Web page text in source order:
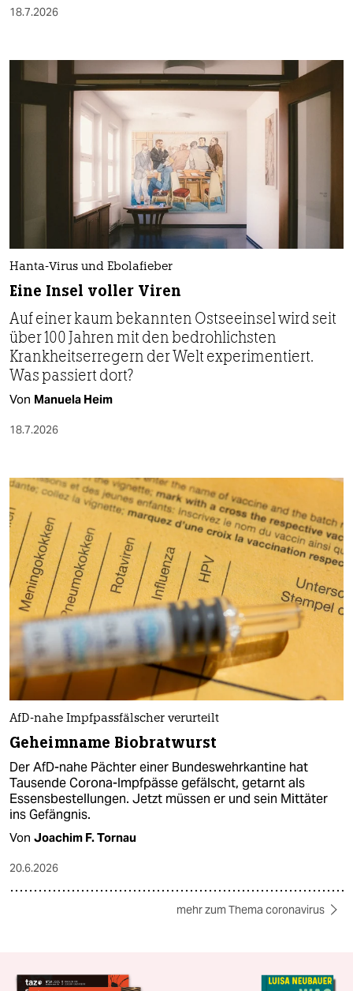
18.7.2026
Hanta-Virus und Ebolafieber
Eine Insel voller Viren
Auf einer kaum bekannten Ostseeinsel wird seit
über 100 Jahren mit den bedrohlichsten
Krankheitserregern der Welt experimentiert.
Was passiert dort?
Von Manuela Heim
18.7.2026
AfD-nahe Impfpassfälscher verurteilt
Geheimname Biobratwurst
Der AfD-nahe Pächter einer Bundeswehrkantine hat
Tausende Corona-Impfpässe gefälscht, getarnt als
Essensbestellungen. Jetzt müssen er und sein Mittäter
ins Gefängnis.
Von Joachim F. Tornau
20.6.2026
mehr zum Thema coronavirus